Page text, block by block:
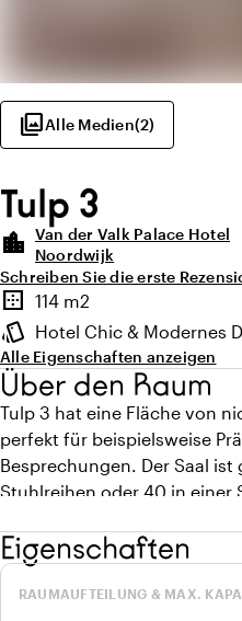
photo_libraryAlle Medien(2)
Tulp 3
location_city Van der Valk Palace Hotel
Noordwijk
Schreiben Sie die erste
Highlights
border_outer
Fläche
114 m2
style
Ambiente
Hotel Chic & Modernes
Alle Eigenschaften anzeigen
Über den Raum
Tulp 3 hat eine Fläche von
perfekt für beispielsweise
Besprechungen. Der Saal
Stuhlreihen oder 40 in einer
Eigenschaften
RAUMAUFTEILUNG & MAX.